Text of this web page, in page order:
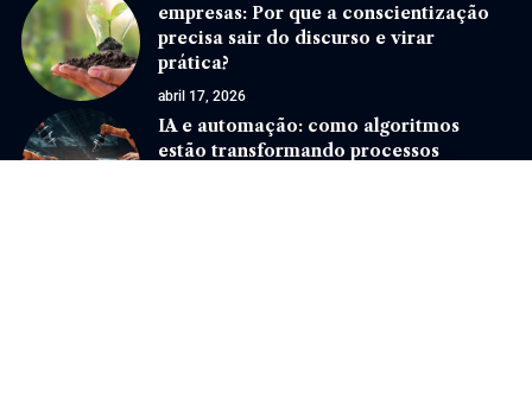
empresas: Por que a conscientização
precisa sair do discurso e virar
prática?
abril 17, 2026
IA e automação: como algoritmos
estão transformando processos